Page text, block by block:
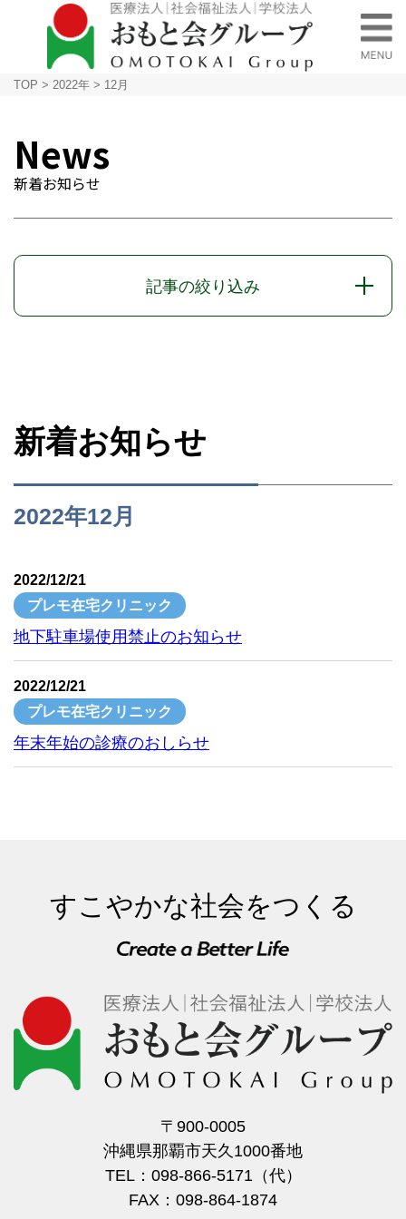
TOP > 2022年 > 12月
News
新着お知らせ
記事の絞り込み
新着お知らせ
2022年12月
2022/12/21
プレモ在宅クリニック
地下駐車場使用禁止のお知らせ
2022/12/21
プレモ在宅クリニック
年末年始の診療のおしらせ
すこやかな社会をつくる
〒900-0005
沖縄県那覇市天久1000番地
TEL：098-866-5171（代）
FAX：098-864-1874